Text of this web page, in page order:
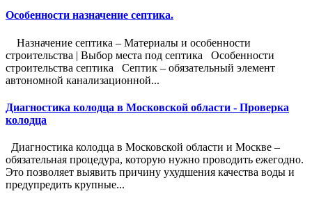
Особенности назначение септика.
Назначение септика – Материалы и особенности
строительства | Выбор места под септика Особенности
строительства септика Септик – обязательный элемент
автономной канализационной...
Диагностика колодца в Московской области - Проверка
колодца
Диагностика колодца в Московской области и Москве –
обязательная процедура, которую нужно проводить ежегодно.
Это позволяет выявить причину ухудшения качества воды и
предупредить крупные...